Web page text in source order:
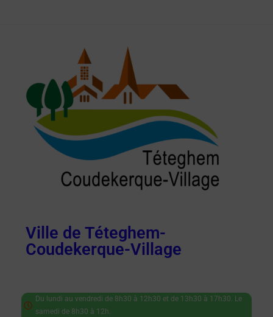
Ville de Téteghem-
Coudekerque-Village
Du lundi au vendredi de 8h30 à 12h30 et de 13h30 à 17h30. Le
samedi de 8h30 à 12h.